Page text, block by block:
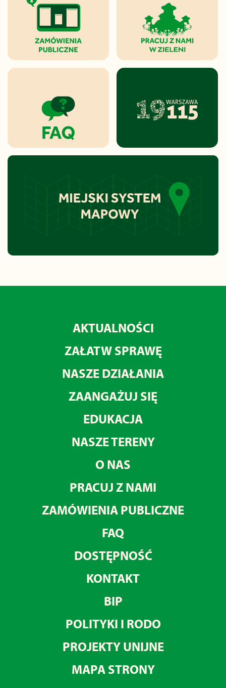
AKTUALNOŚCI
ZAŁATW SPRAWĘ
NASZE DZIAŁANIA
ZAANGAŻUJ SIĘ
EDUKACJA
NASZE TERENY
O NAS
PRACUJ Z NAMI
ZAMÓWIENIA PUBLICZNE
FAQ
DOSTĘPNOŚĆ
KONTAKT
BIP
POLITYKI I RODO
PROJEKTY UNIJNE
MAPA STRONY